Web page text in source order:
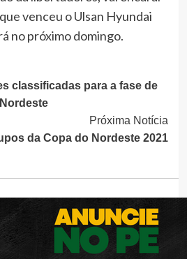
venceu o Ulsan Hyundai
no próximo domingo.
classificadas para a fase de
Próxima Notícia
da Copa do Nordeste 2021